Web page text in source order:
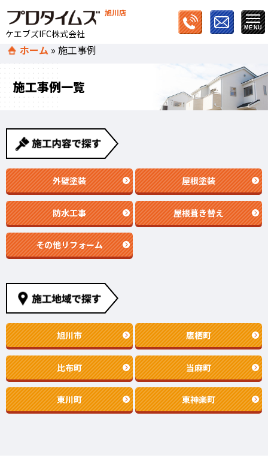
旭川店
ケエブズIFC株式会社
ホーム »施工事例
施工事例一覧
外壁塗装 屋根塗装
防水工事 屋根葺き替え
その他リフォーム
旭川市 鷹栖町
比布町 当麻町
東川町 東神楽町